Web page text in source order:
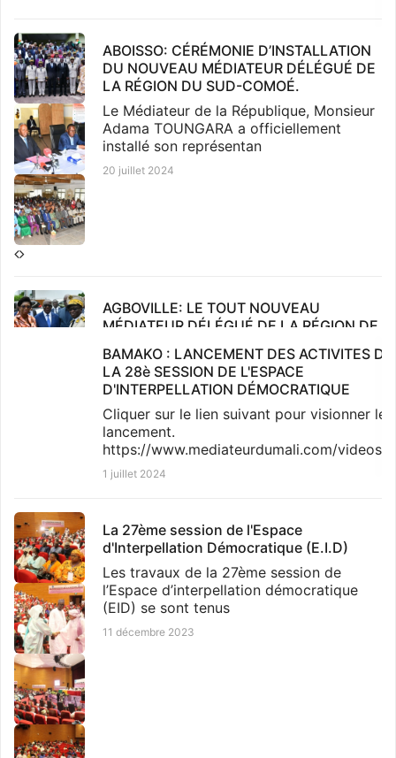
Organisé par l’Ombudsman du Grand-
Duché du Luxembourg, cette rencontre
s’est tenue du 23 au 25
1 décembre 2023
Défense des droits des femmes : L’AFAP
décerne une attestation de
Le Médiateur du Faso, madame Fatimata
SANOU/TOURE a reçu en audience une
délégation de l’Amica
1 décembre 2023
Partenariat : Le Médiateur du Faso et le
SANOU/TOURE a reçu en audience ce
lundi 30 octobre 2023 une d
1 décembre 2023
ABOISSO: CÉRÉMONIE D’INSTALLATION
DU NOUVEAU MÉDIATEUR DÉLÉGUÉ DE
LA RÉGION DU SUD-COMOÉ.
Le Médiateur de la République, Monsieur
Adama TOUNGARA a officiellement
installé son représentan
20 juillet 2024
AGBOVILLE: LE TOUT NOUVEAU
MÉDIATEUR DÉLÉGUÉ DE LA RÉGION DE
La cérémonie d’installation du Médiateur
Délégué de la Région de l’Agneby-Tiassa
12 juillet 2024
Luxembourg: Conseil d’Administration
BAMAKO : LANCEMENT DES ACTIVITES DE
LA 28è SESSION DE L'ESPACE
D'INTERPELLATION DÉMOCRATIQUE
Cliquer sur le lien suivant pour visionner le
lancement.
https://www.mediateurdumali.com/videos/
1 juillet 2024
La 27ème session de l'Espace
d'Interpellation Démocratique (E.I.D)
Les travaux de la 27ème session de
l’Espace d’interpellation démocratique
(EID) se sont tenus
11 décembre 2023